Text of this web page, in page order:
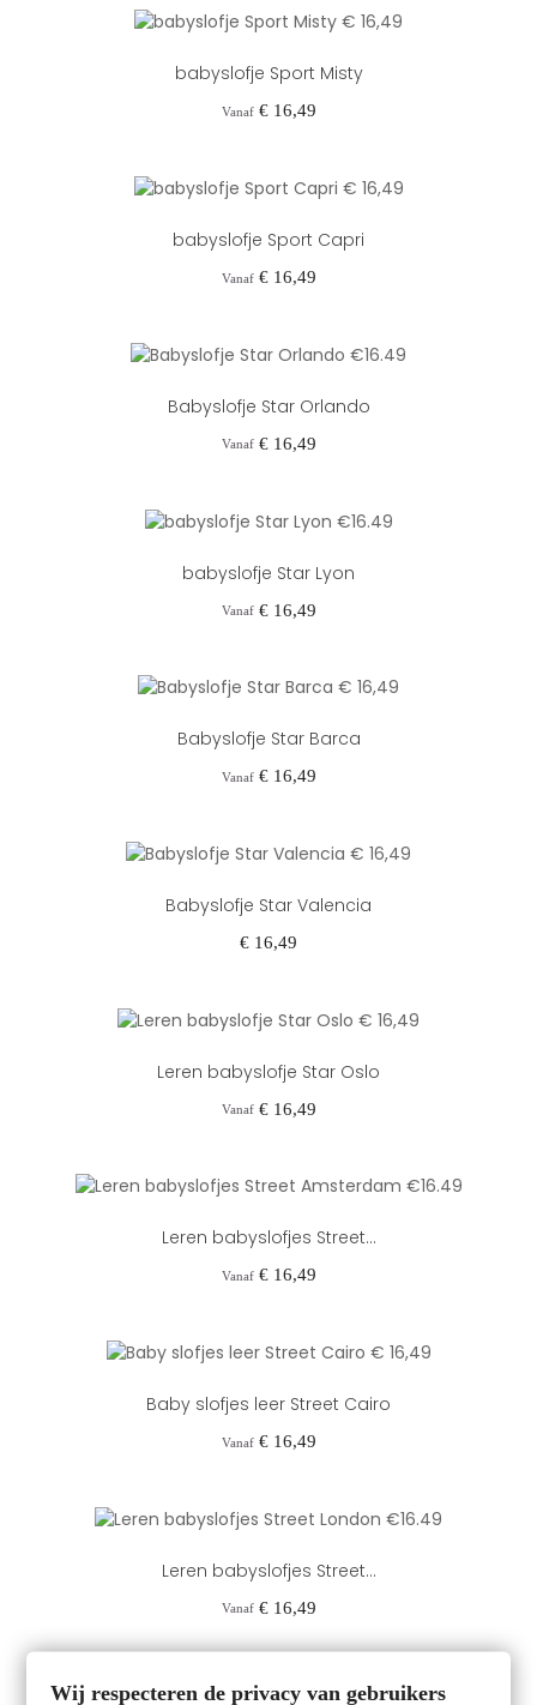
babyslofje Sport Misty
Vanaf Prijs
€ 16,49
babyslofje Sport Capri
Vanaf Prijs
€ 16,49
Babyslofje Star Orlando
Vanaf Prijs
€ 16,49
babyslofje Star Lyon
Vanaf Prijs
€ 16,49
Babyslofje Star Barca
Vanaf Prijs
€ 16,49
Babyslofje Star Valencia
Prijs
€ 16,49
Leren babyslofje Star Oslo
Vanaf Prijs
€ 16,49
Leren babyslofjes Street...
Vanaf Prijs
€ 16,49
Baby slofjes leer Street Cairo
Vanaf Prijs
€ 16,49
Leren babyslofjes Street...
Vanaf Prijs
€ 16,49
Wij respecteren de privacy van gebruikers